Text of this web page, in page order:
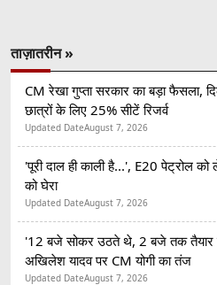
ताज़ातरीन »
CM रेखा गुप्ता सरकार का बड़ा फैसला,
छात्रों के लिए 25% सीटें रिजर्व
Updated DateAugust 7, 2026
'पूरी दाल ही काली है...', E20 पेट्रोल
को घेरा
Updated DateAugust 7, 2026
'12 बजे सोकर उठते थे, 2 बजे तक
अखिलेश यादव पर CM योगी का तंज
Updated DateAugust 7, 2026